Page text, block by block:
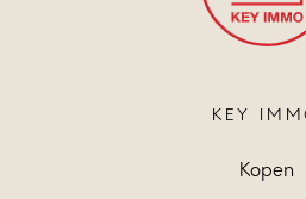
KEY
Kopen